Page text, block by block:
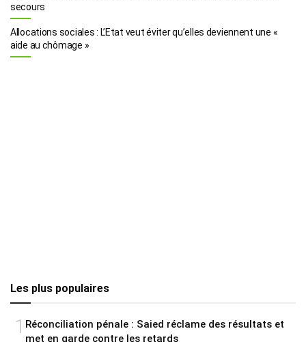
secours
Allocations sociales : L’Etat veut éviter qu’elles deviennent une «
aide au chômage »
Les plus populaires
1 Réconciliation pénale : Saied réclame des résultats et
met en garde contre les retards